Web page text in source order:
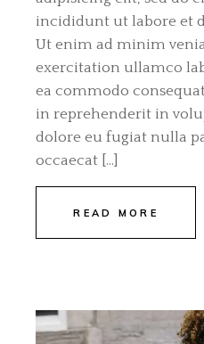
incididunt ut labore et
Ut enim ad minim
exercitation ullamco
ea commodo
in reprehenderit in
dolore eu fugiat nulla
occaecat […]
READ MORE